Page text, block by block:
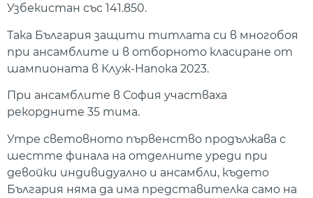
Узбекистан със 141.850.
Така България защити титлата си в многобоя
при ансамблите и в отборното класиране от
шампионата в Клуж-Напока 2023.
При ансамблите в София участваха
рекордните 35 тима.
Утре световното първенство продължава с
шестте финала на отделните уреди при
девойки индивидуално и ансамбли, където
България няма да има представителка само на